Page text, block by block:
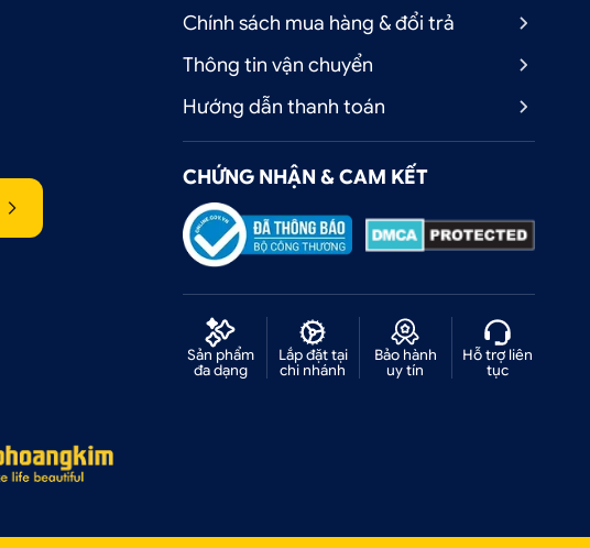
Chính sách mua hàng & đổi trả
Thông tin vận chuyển
Hướng dẫn thanh toán
CHỨNG NHẬN & CAM KẾT
Sản phẩm
đa dạng
Lắp đặt tại
chi nhánh
Bảo hành
uy tín
Hỗ trợ liên
tục